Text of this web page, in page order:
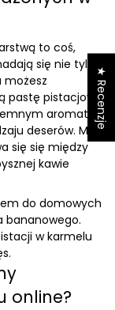
to coś,
się nie tylko
możesz
pastę pistacjową.
aromatem.
deserów. Można
się się między
kawie
do domowych
bananowego.
w karmelu
online?
★ Recenzje